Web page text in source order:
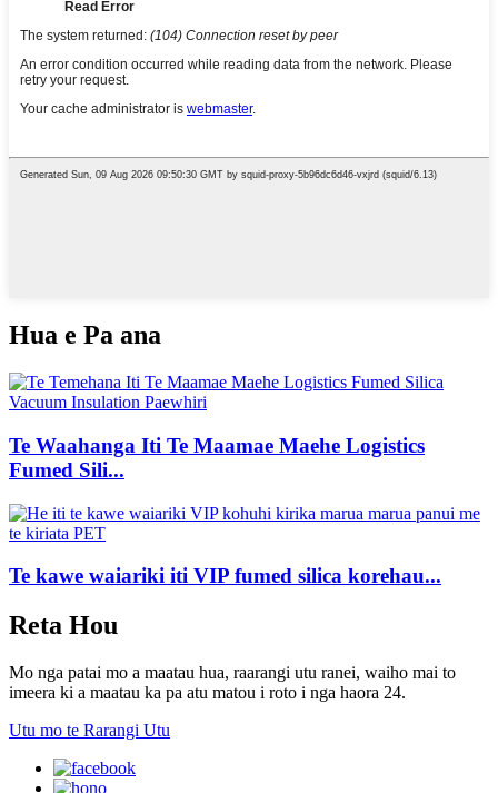
Hua e Pa ana
Te Waahanga Iti Te Maamae Maehe Logistics
Fumed Sili...
Te kawe waiariki iti VIP fumed silica korehau...
Reta Hou
Mo nga patai mo a maatau hua, raarangi utu ranei, waiho mai to
imeera ki a maatau ka pa atu matou i roto i nga haora 24.
Utu mo te Rarangi Utu